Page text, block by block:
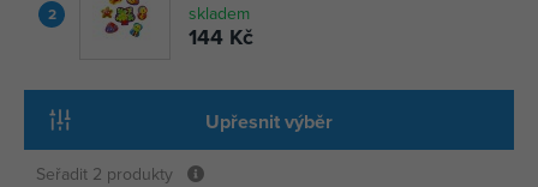
2
skladem
144 Kč
Upřesnit výběr
Seřadit 2 produkty